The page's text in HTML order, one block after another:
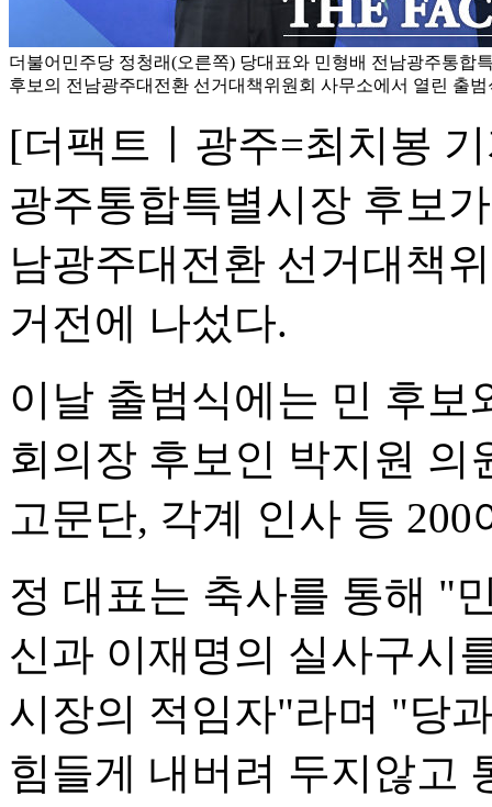
더불어민주당 정청래(오른쪽) 당대표와 민형배 전남광주통합
후보의 전남광주대전환 선거대책위원회 사무소에서 열린 출
[더팩트ㅣ광주=최치봉
광주통합특별시장 후보
남광주대전환 선거대책
거전에 나섰다.
이날 출범식에는 민 후보
회의장 후보인 박지원 의
고문단, 각계 인사 등
정 대표는 축사를 통해 "
신과 이재명의 실사구시
시장의 적임자"라며 "당
힘들게 내버려 두지않고